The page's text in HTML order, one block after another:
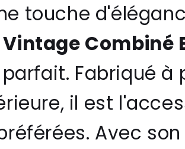
touche
Combiné
Fabriqué à
il est
Avec